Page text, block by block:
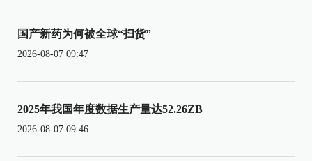
国产新药为何被全球“扫货”
2026-08-07 09:47
2025年我国年度数据生产量达52.26ZB
2026-08-07 09:46